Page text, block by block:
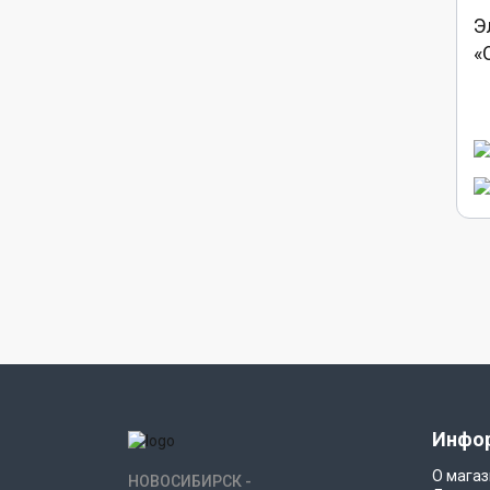
НОВОСИБИРСК -
О